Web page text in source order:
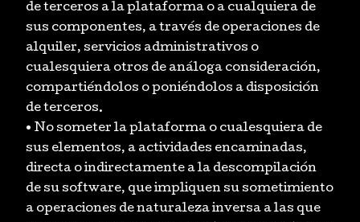
de terceros a la plataforma o a cualquiera de
sus componentes, a través de operaciones de
alquiler, servicios administrativos o
cualesquiera otros de análoga consideración,
compartiéndolos o poniéndolos a disposición
de terceros.
• No someter la plataforma o cualesquiera de
sus elementos, a actividades encaminadas,
directa o indirectamente a la descompilación
de su software, que impliquen su sometimiento
a operaciones de naturaleza inversa a las que